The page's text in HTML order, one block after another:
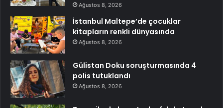
Ağustos 8, 2026
İstanbul Maltepe’de çocuklar
kitapların renkli dünyasında
Ağustos 8, 2026
Gülistan Doku soruşturmasında 4
polis tutuklandı
Ağustos 8, 2026